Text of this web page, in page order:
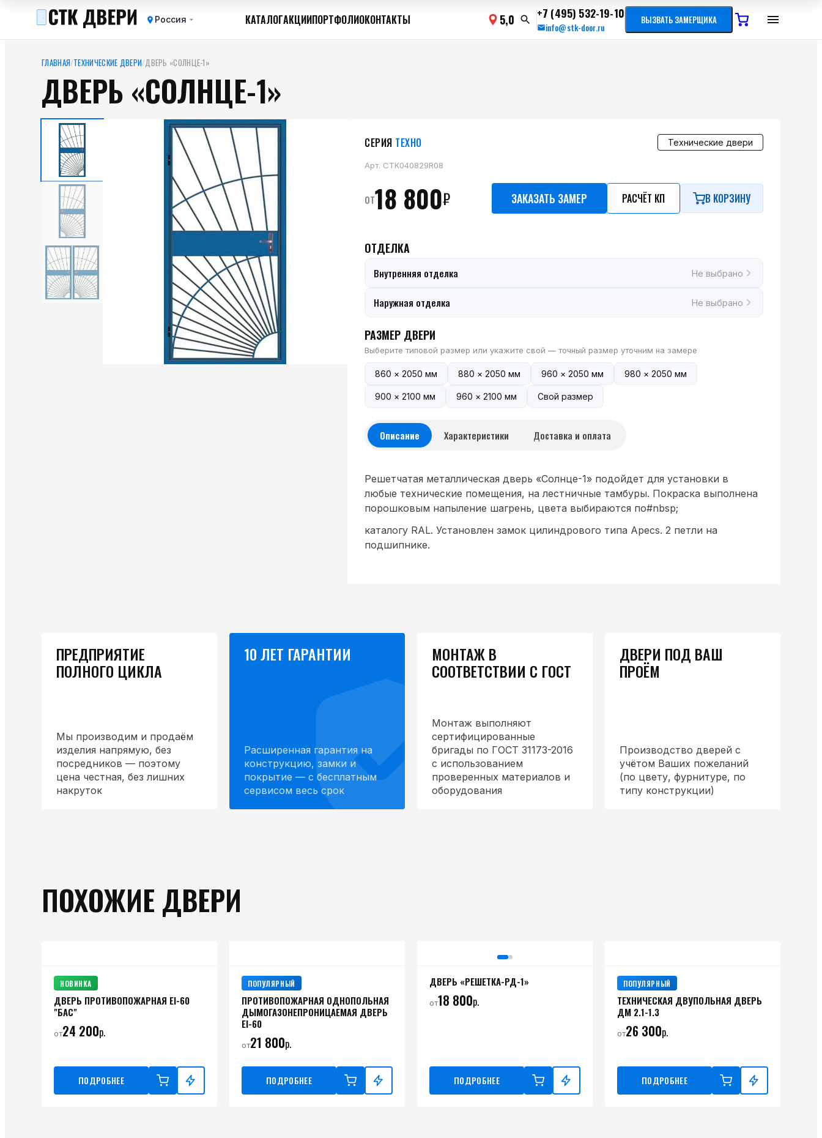
Россия КАТАЛОГАКЦИИПОРТФОЛИОКОНТАКТЫ 5,0 +7 (495) 532-19-10
info@stk-door.ru
ВЫЗВАТЬ ЗАМЕРЩИКА
ГЛАВНАЯ/ТЕХНИЧЕСКИЕ ДВЕРИ/ДВЕРЬ «СОЛНЦЕ-1»
ДВЕРЬ «СОЛНЦЕ-1»
СЕРИЯ ТЕХНО Технические двери
Арт. CTK040829R08
от18 800₽ ЗАКАЗАТЬ ЗАМЕР РАСЧЁТ КП В КОРЗИНУ
ОТДЕЛКА
Внутренняя отделка Не выбрано
Наружная отделка Не выбрано
РАЗМЕР ДВЕРИ
Выберите типовой размер или укажите свой — точный размер уточним на замере
860 × 2050 мм 880 × 2050 мм 960 × 2050 мм 980 × 2050 мм
900 × 2100 мм 960 × 2100 мм Свой размер
Описание Характеристики Доставка и оплата
Решетчатая металлическая дверь «Солнце-1» подойдет для установки в
любые технические помещения, на лестничные тамбуры. Покраска выполнена
порошковым напыление шагрень, цвета выбираются по#nbsp;
каталогу RAL. Установлен замок цилиндрового типа Apecs. 2 петли на
подшипнике.
ПРЕДПРИЯТИЕ
ПОЛНОГО ЦИКЛА
Мы производим и продаём
изделия напрямую, без
посредников — поэтому
цена честная, без лишних
накруток
10 ЛЕТ ГАРАНТИИ
Расширенная гарантия на
конструкцию, замки и
покрытие — с бесплатным
сервисом весь срок
МОНТАЖ В
СООТВЕТСТВИИ С ГОСТ
Монтаж выполняют
сертифицированные
бригады по ГОСТ 31173-2016
с использованием
проверенных материалов и
оборудования
ДВЕРИ ПОД ВАШ
ПРОЁМ
Производство дверей с
учётом Ваших пожеланий
(по цвету, фурнитуре, по
типу конструкции)
ПОХОЖИЕ ДВЕРИ
НОВИНКА
ДВЕРЬ ПРОТИВОПОЖАРНАЯ ЕI-60
"БАС"
от24 200р.
ПОДРОБНЕЕ
ПОПУЛЯРНЫЙ
ПРОТИВОПОЖАРНАЯ ОДНОПОЛЬНАЯ
ДЫМОГАЗОНЕПРОНИЦАЕМАЯ ДВЕРЬ
EI-60
от21 800р.
ПОДРОБНЕЕ
ДВЕРЬ «РЕШЕТКА-РД-1»
от18 800р.
ПОДРОБНЕЕ
ПОПУЛЯРНЫЙ
ТЕХНИЧЕСКАЯ ДВУПОЛЬНАЯ ДВЕРЬ
ДМ 2.1-1.3
от26 300р.
ПОДРОБНЕЕ